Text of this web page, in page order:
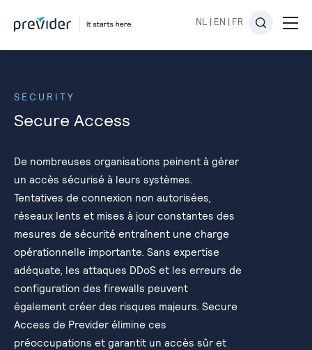
NL | EN | FR
SECURITY
Secure Access
De nombreuses organisations peinent à gérer
un accès sécurisé à leurs systèmes.
Tentatives de connexion non autorisées,
réseaux lents et mises à jour constantes des
mesures de sécurité entraînent une charge
opérationnelle importante. Sans expertise
adéquate, les attaques DDoS et les erreurs de
configuration des firewalls peuvent
également créer des risques majeurs. Secure
Access de Previder élimine ces
préoccupations et garantit un accès sûr et